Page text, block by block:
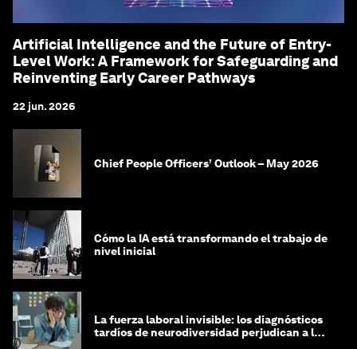
Artificial Intelligence and the Future of Entry-
Level Work: A Framework for Safeguarding and
Reinventing Early Career Pathways
22 jun. 2026
Chief People Officers’ Outlook – May 2026
Cómo la IA está transformando el trabajo de
nivel inicial
La fuerza laboral invisible: los diagnósticos
tardíos de neurodiversidad perjudican a las